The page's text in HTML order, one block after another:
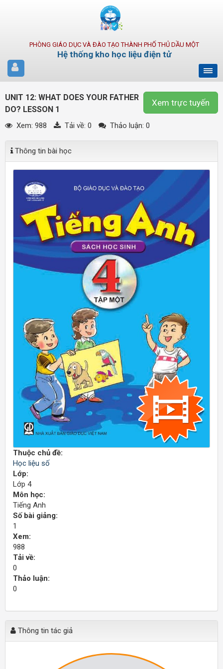
PHÒNG GIÁO DỤC VÀ ĐÀO TẠO THÀNH PHỐ THỦ DẦU MỘT
Hệ thống kho học liệu điện tử
Xem trực tuyến
UNIT 12: WHAT DOES YOUR FATHER
DO? LESSON 1
Xem: 988 Tải về: 0 Thảo luận: 0
Thông tin bài học
Thuộc chủ đề:
Học liệu số
Lớp:
Lớp 4
Môn học:
Tiếng Anh
Số bài giảng:
1
Xem:
988
Tải về:
0
Thảo luận:
0
Thông tin tác giả